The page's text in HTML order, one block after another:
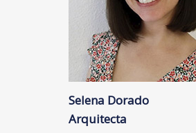
Selena Dorado
Arquitecta